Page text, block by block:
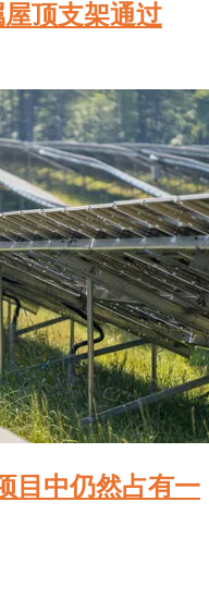
顶支架通过
目中仍然占有一